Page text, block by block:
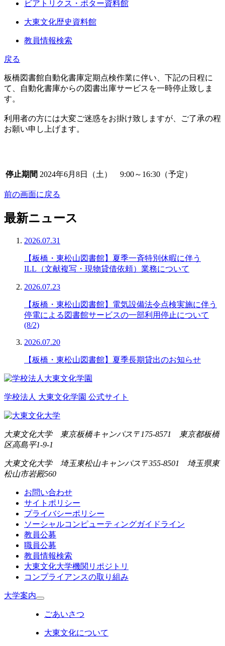
ビアトリクス・ポター資料館
大東文化歴史資料館
教員情報検索
戻る
板橋図書館自動化書庫定期点検作業に伴い、下記の日程に
て、自動化書庫からの図書出庫サービスを一時停止致しま
す。
利用者の方には大変ご迷惑をお掛け致しますが、ご了承の程
お願い申し上げます。
停止期間 2024年6月8日（土） 9:00～16:30（予定）
前の画面に戻る
最新ニュース
2026.07.31
【板橋・東松山図書館】夏季一斉特別休暇に伴う
ILL（文献複写・現物貸借依頼）業務について
2026.07.23
【板橋・東松山図書館】電気設備法令点検実施に伴う
停電による図書館サービスの一部利用停止について
(8/2)
2026.07.20
【板橋・東松山図書館】夏季長期貸出のお知らせ
学校法人 大東文化学園 公式サイト
大東文化大学 東京板橋キャンパス 〒175-8571 東京都板橋
区高島平1-9-1
大東文化大学 埼玉東松山キャンパス 〒355-8501 埼玉県東
松山市岩殿560
お問い合わせ
サイトポリシー
プライバシーポリシー
ソーシャルコンピューティングガイドライン
教員公募
職員公募
教員情報検索
大東文化大学機関リポジトリ
コンプライアンスの取り組み
大学案内
ごあいさつ
大東文化について